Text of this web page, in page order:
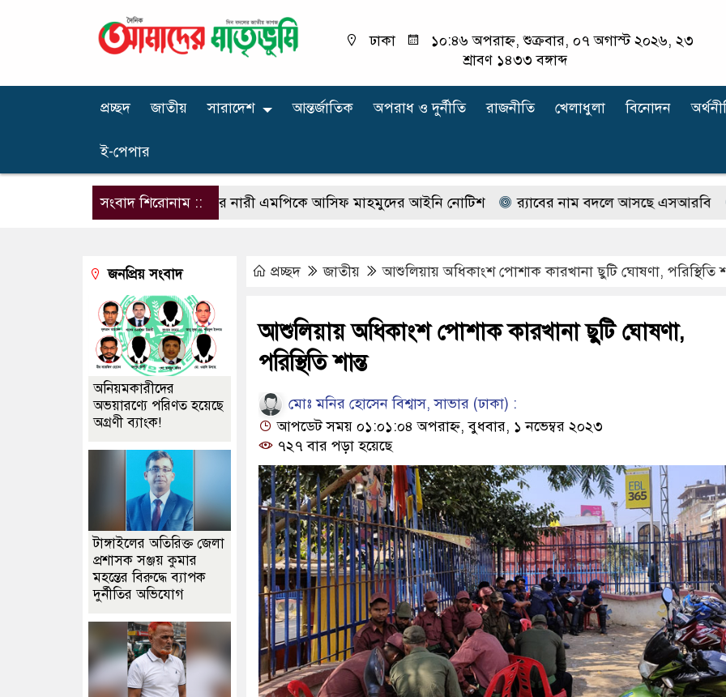
ঢাকা
১০:৪৬ অপরাহ্ন, শুক্রবার, ০৭ অগাস্ট ২০২৬, ২৩
শ্রাবণ ১৪৩৩ বঙ্গাব্দ
প্রচ্ছদ জাতীয় সারাদেশ আন্তর্জাতিক অপরাধ ‍ও দুর্নীতি রাজনীতি খেলাধুলা বিনোদন
ই-পেপার
সংবাদ শিরোনাম ::
বিএনপির নারী এমপিকে আসিফ মাহমুদের আইনি নোটিশ র‍্যাবের নাম বদলে আসছে এসআরবি অফিস
প্রচ্ছদ জাতীয় আশুলিয়ায় অধিকাংশ পোশাক কারখানা ছুটি ঘোষণা, পরিস্থিতি
আশুলিয়ায় অধিকাংশ পোশাক কারখানা ছুটি ঘোষণা,
পরিস্থিতি শান্ত
মোঃ মনির হোসেন বিশ্বাস, সাভার (ঢাকা) :
আপডেট সময় ০১:০১:০৪ অপরাহ্ন, বুধবার, ১ নভেম্বর ২০২৩
৭২৭ বার পড়া হয়েছে
জনপ্রিয় সংবাদ
অনিয়মকারীদের
অভয়ারণ্যে পরিণত হয়েছে
অগ্রণী ব্যাংক!
টাঙ্গাইলের অতিরিক্ত জেলা
প্রশাসক সঞ্জয় কুমার
মহন্তের বিরুদ্ধে ব্যাপক
দুর্নীতির অভিযোগ